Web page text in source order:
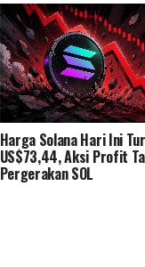
Harga Solana Hari Ini
US$73,44, Aksi Profit
Pergerakan SOL